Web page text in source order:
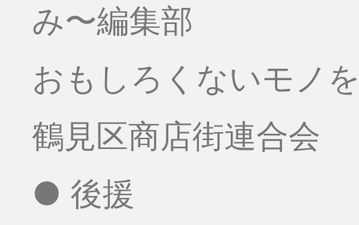
み〜編集部
おもしろくないモノ
鶴見区商店街連合会
● 後援